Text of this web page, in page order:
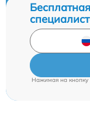
Нажимая на кнопку